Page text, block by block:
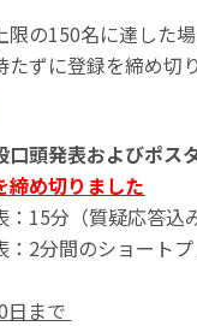
の150名に達した
ずに登録を締め切り
頭発表およびポス
締め切りました
15分（質疑応答込み
：2分間のショート
日まで